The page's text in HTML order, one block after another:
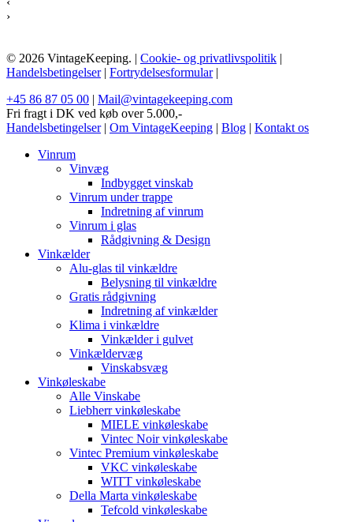
›
© 2026 VintageKeeping. | Cookie- og privatlivspolitik |
Handelsbetingelser| Fortrydelsesformular|
+45 86 87 05 00 | Mail@vintagekeeping.com
Fri fragt i DK ved køb over 5.000,-
Handelsbetingelser| Om VintageKeeping | Blog | Kontakt os
Vinrum
Vinvæg
Indbygget vinskab
Vinrum under trappe
Indretning af vinrum
Vinrum i glas
Rådgivning & Design
Vinkælder
Alu-glas til vinkældre
Belysning til vinkældre
Gratis rådgivning
Indretning af vinkælder
Klima i vinkældre
Vinkælder i gulvet
Vinkældervæg
Vinskabsvæg
Vinkøleskabe
Alle Vinskabe
Liebherr vinkøleskabe
MIELE vinkøleskabe
Vintec Noir vinkøleskabe
Vintec Premium vinkøleskabe
VKC vinkøleskabe
WITT vinkøleskabe
Della Marta vinkøleskabe
Tefcold vinkøleskabe